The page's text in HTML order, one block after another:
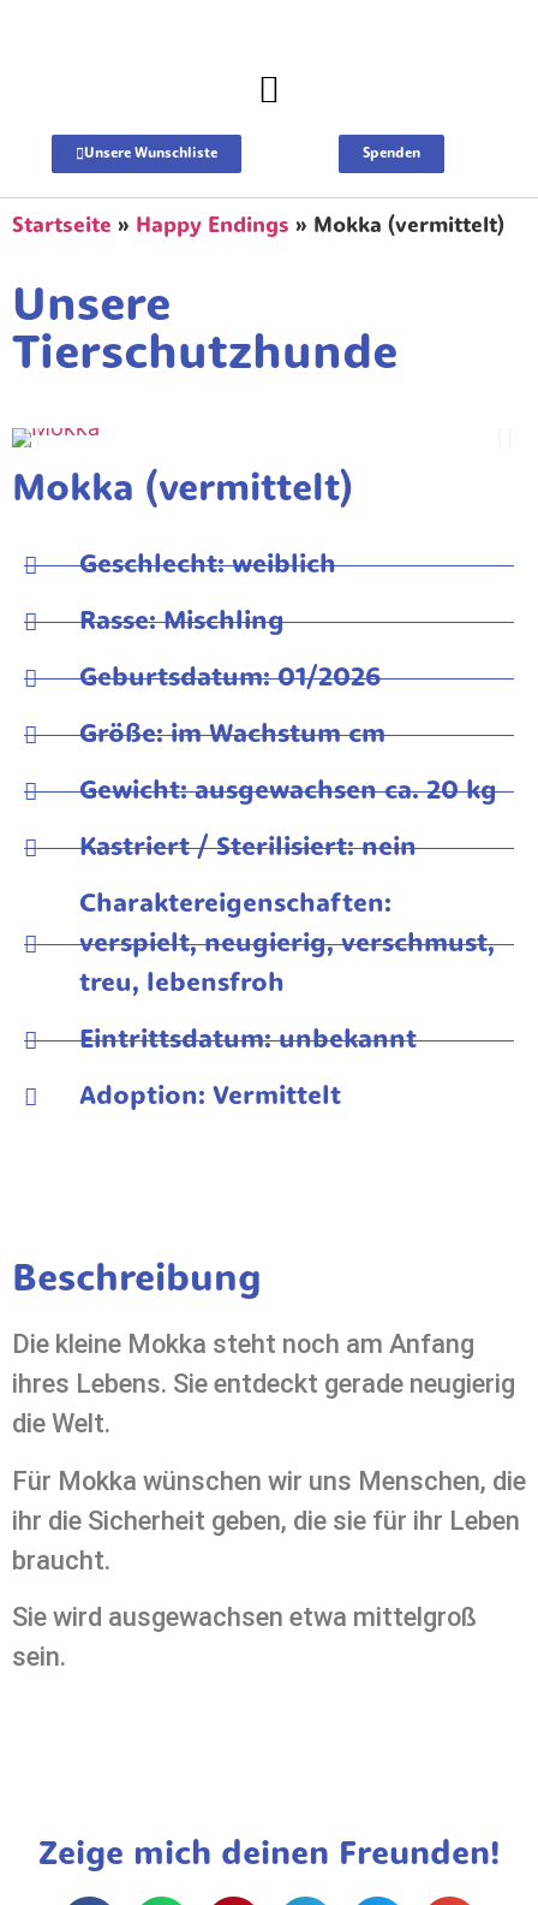
Unsere Wunschliste Spenden
Startseite » Happy Endings » Mokka (vermittelt)
Unsere
Tierschutzhunde
Mokka (vermittelt)
Geschlecht: weiblich
Rasse: Mischling
Geburtsdatum: 01/2026
Größe: im Wachstum cm
Gewicht: ausgewachsen ca. 20 kg
Kastriert / Sterilisiert: nein
Charaktereigenschaften:
verspielt, neugierig, verschmust,
treu, lebensfroh
Eintrittsdatum: unbekannt
Adoption: Vermittelt
Beschreibung
Die kleine Mokka steht noch am Anfang
ihres Lebens. Sie entdeckt gerade neugierig
die Welt.
Für Mokka wünschen wir uns Menschen, die
ihr die Sicherheit geben, die sie für ihr Leben
braucht.
Sie wird ausgewachsen etwa mittelgroß
sein.
Zeige mich deinen Freunden!